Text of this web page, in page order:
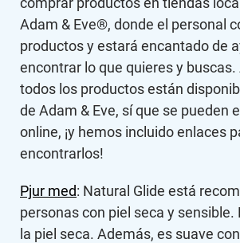
Adam & Eve®, donde el personal
productos y estará encantado de
encontrar lo que quieres y
todos los productos están
de Adam & Eve, sí que se pueden
online, ¡y hemos incluido enlaces
encontrarlos!
Pjur med: Natural Glide está
personas con piel seca y sensible.
la piel seca. Además, es suave